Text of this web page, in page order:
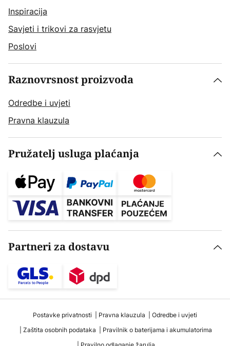
Inspiracija
Savjeti i trikovi za rasvjetu
Poslovi
Raznovrsnost proizvoda
Odredbe i uvjeti
Pravna klauzula
Pružatelj usluga plaćanja
Partneri za dostavu
Postavke privatnosti Pravna klauzula
Odredbe i uvjeti
Zaštita osobnih podataka
Pravilnik o baterijama i akumulatorima